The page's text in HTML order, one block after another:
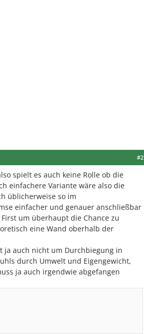
#2
spielt es auch keine Rolle ob die
einfachere Variante wäre also die
üblicherweise so im
einfacher und genauer anschließbar
um überhaupt die Chance zu
eine Wand oberhalb der
ja auch nicht um Durchbiegung in
durch Umwelt und Eigengewicht,
ja auch irgendwie abgefangen